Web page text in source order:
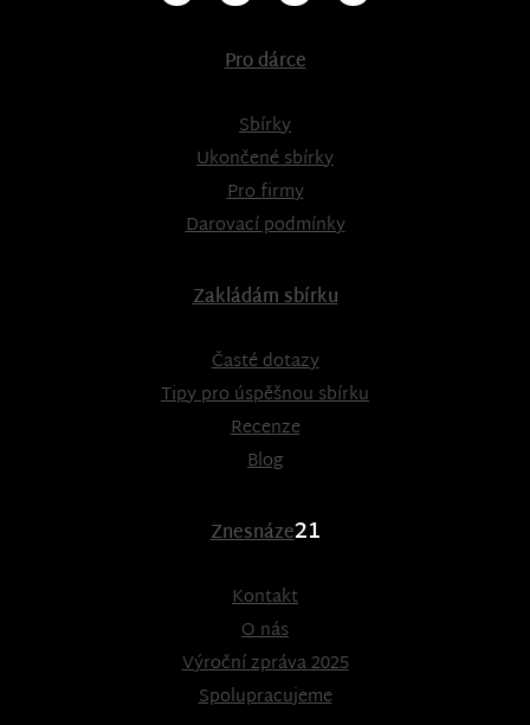
Pro dárce
Sbírky
Ukončené sbírky
Pro firmy
Darovací podmínky
Zakládám sbírku
Časté dotazy
Tipy pro úspěšnou sbírku
Recenze
Blog
Znesnáze21
Kontakt
O nás
Výroční zpráva 2025
Spolupracujeme